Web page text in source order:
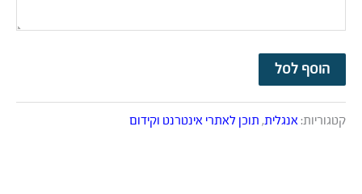
הוסף לסל
קטגוריות: אנגלית, תוכן לאתרי אינטרנט וקידום